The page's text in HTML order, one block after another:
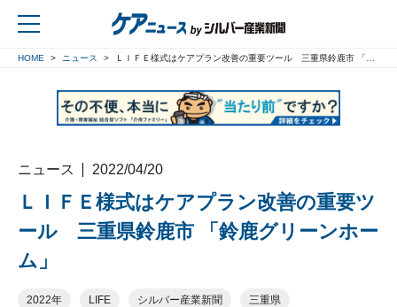
HOME ニュース ＬＩＦＥ様式はケアプラン改善の重要ツール 三重県鈴鹿市 「鈴鹿グリーンホーム」
ニュース 2022/04/20
ＬＩＦＥ様式はケアプラン改善の重要ツ
ール 三重県鈴鹿市 「鈴鹿グリーンホー
ム」
2022年 LIFE シルバー産業新聞 三重県